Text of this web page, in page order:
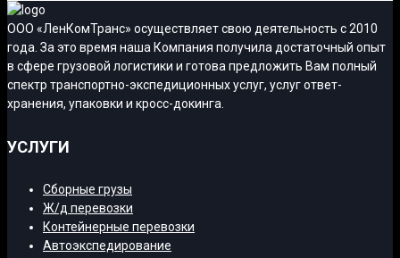
ООО «ЛенКомТранс» осуществляет свою деятельность с 2010
года. За это время наша Компания получила достаточный опыт
в сфере грузовой логистики и готова предложить Вам полный
спектр транспортно-экспедиционных услуг, услуг ответ-
хранения, упаковки и кросс-докинга.
УСЛУГИ
Сборные грузы
Ж/д перевозки
Контейнерные перевозки
Автоэкспедирование